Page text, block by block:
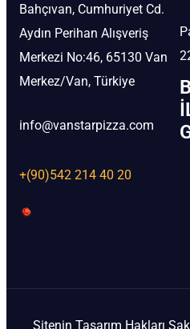
Bahçıvan, Cumhuriyet Cd.
Aydın Perihan Alışveriş
Merkezi No:46, 65130 Van
Merkez/Van, Türkiye
info@vanstarpizza.com
+(90)542 214 40 20
Sitenin Tasarım Hakları